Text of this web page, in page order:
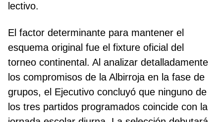
lectivo.
El factor determinante para mantener el
esquema original fue el fixture oficial del
torneo continental. Al analizar detalladamente
los compromisos de la Albirroja en la fase de
grupos, el Ejecutivo concluyó que ninguno de
los tres partidos programados coincide con la